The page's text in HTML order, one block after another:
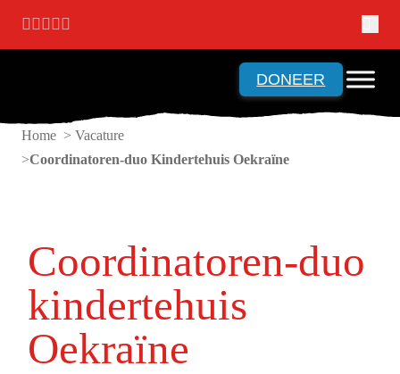
Ga naar hoofdinhoud
Ga naar voettekst
DONEER
Home > Vacature
Coordinatoren-duo Kindertehuis Oekraïne
Coordinatoren-duo
kindertehuis
Oekraïne